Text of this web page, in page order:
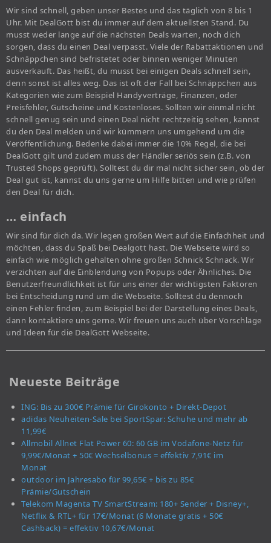
Wir sind schnell, geben unser Bestes und das täglich von 8 bis 1
Uhr. Mit DealGott bist du immer auf dem aktuellsten Stand. Du
musst weder lange auf die nächsten Deals warten, noch dich
sorgen, dass du einen Deal verpasst. Viele der Rabattaktionen und
Schnäppchen sind befristetet oder binnen weniger Minuten
ausverkauft. Das heißt, du musst bei einigen Deals schnell sein,
denn sonst ist alles weg. Das ist oft der Fall bei Schnäppchen aus
Kategorien wie zum Beispiel Handyverträge, Finanzen, oder
Preisfehler, Gutscheine und Kostenloses. Sollten wir einmal nicht
schnell genug sein und einen Deal nicht rechtzeitig sehen, kannst
du den Deal melden und wir kümmern uns umgehend um die
Veröffentlichung. Bedenke dabei immer die 10% Regel, die bei
DealGott gilt und zudem muss der Händler seriös sein (z.B. von
Trusted Shops geprüft). Solltest du dir mal nicht sicher sein, ob der
Deal gut ist, kannst du uns gerne um Hilfe bitten und wie prüfen
den Deal für dich.
… einfach
Wir sind für dich da. Wir legen großen Wert auf die Einfachheit und
möchten, dass du Spaß bei Dealgott hast. Die Webseite wird so
einfach wie möglich gehalten ohne großen Schnick Schnack. Wir
verzichten auf die Einblendung von Popups oder Ähnliches. Die
Benutzerfreundlichkeit ist für uns einer der wichtigsten Faktoren
bei Entscheidung rund um die Webseite. Solltest du dennoch
einen Fehler finden, zum Beispiel bei der Darstellung eines Deals,
dann kontaktiere uns gerne. Wir freuen uns auch über Vorschläge
und Ideen für die DealGott Webseite.
Neueste Beiträge
ING: Bis zu 300€ Prämie für Girokonto + Direkt-Depot
adidas Neuheiten-Sale bei SportSpar: Schuhe und mehr ab
11,99€
Allmobil Allnet Flat Power 60: 60 GB im Vodafone-Netz für
9,99€/Monat + 50€ Wechselbonus = effektiv 7,91€ im
Monat
outdoor im Jahresabo für 99,65€ + bis zu 85€
Prämie/Gutschein
Telekom Magenta TV SmartStream: 180+ Sender + Disney+,
Netflix & RTL+ für 17€/Monat (6 Monate gratis + 50€
Cashback) = effektiv 10,67€/Monat